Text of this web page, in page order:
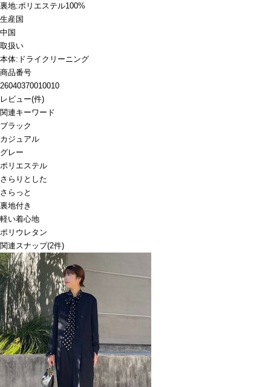
裏地:ポリエステル100%
生産国
中国
取扱い
本体:ドライクリーニング
商品番号
26040370010010
レビュー(件)
関連キーワード
ブラック
カジュアル
グレー
ポリエステル
さらりとした
さらっと
裏地付き
軽い着心地
ポリウレタン
関連スナップ(2件)